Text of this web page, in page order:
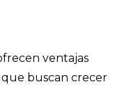
ventajas
que buscan crecer